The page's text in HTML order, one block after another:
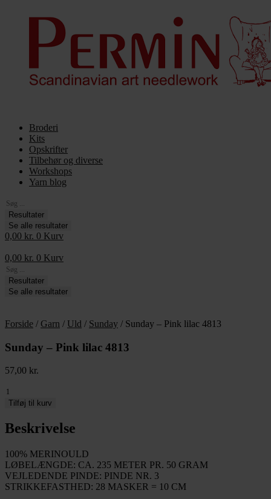
Broderi
Kits
Opskrifter
Tilbehør og diverse
Workshops
Yarn blog
Search
...Resultater
Se alle resultater
0,00 kr. 0 Kurv
0,00 kr. 0 Kurv
Search
...Resultater
Se alle resultater
Forside / Garn / Uld / Sunday / Sunday – Pink lilac 4813
Sunday – Pink lilac 4813
57,00 kr.
Sunday
lilac
4813
Tilføj til kurv
Beskrivelse
100% MERINOULD
LØBELÆNGDE: CA. 235 METER PR. 50 GRAM
VEJLEDENDE PINDE: PINDE NR. 3
STRIKKEFASTHED: 28 MASKER = 10 CM